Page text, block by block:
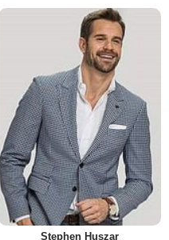
Stephen Huszar